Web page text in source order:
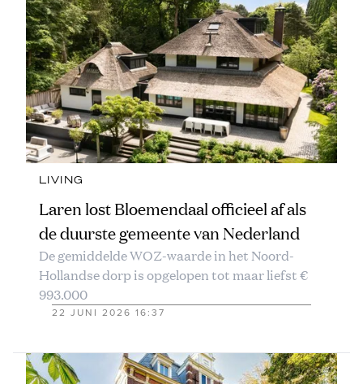
LIVING
Laren lost Bloemendaal officieel af als
de duurste gemeente van Nederland
De gemiddelde WOZ-waarde in het Noord-
Hollandse dorp is opgelopen tot maar liefst €
993.000
22 JUNI 2026 16:37